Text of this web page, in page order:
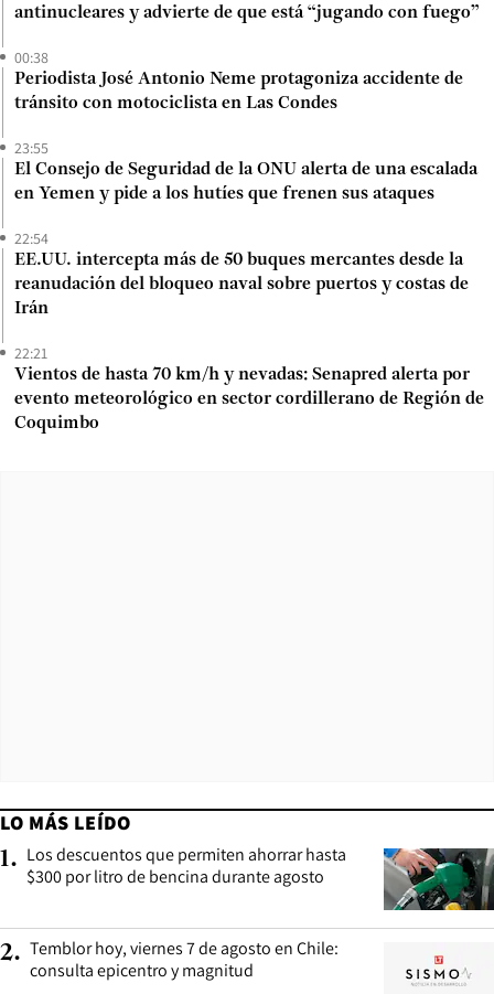
antinucleares y advierte de que está “jugando con fuego”
00:38
Periodista José Antonio Neme protagoniza accidente de
tránsito con motociclista en Las Condes
23:55
El Consejo de Seguridad de la ONU alerta de una escalada
en Yemen y pide a los hutíes que frenen sus ataques
22:54
EE.UU. intercepta más de 50 buques mercantes desde la
reanudación del bloqueo naval sobre puertos y costas de
Irán
22:21
Vientos de hasta 70 km/h y nevadas: Senapred alerta por
evento meteorológico en sector cordillerano de Región de
Coquimbo
LO MÁS LEÍDO
1. Los descuentos que permiten ahorrar hasta
$300 por litro de bencina durante agosto
2. Temblor hoy, viernes 7 de agosto en Chile:
consulta epicentro y magnitud